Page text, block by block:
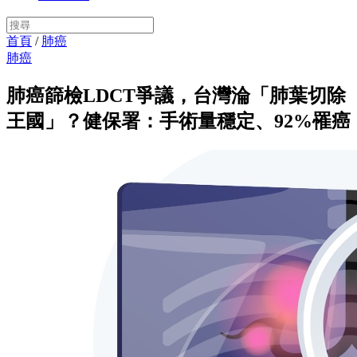
首頁 / 肺癌
肺癌
肺癌篩檢LDCT爭議，台灣淪「肺葉切除
王國」？健保署：手術量穩定、92%罹癌